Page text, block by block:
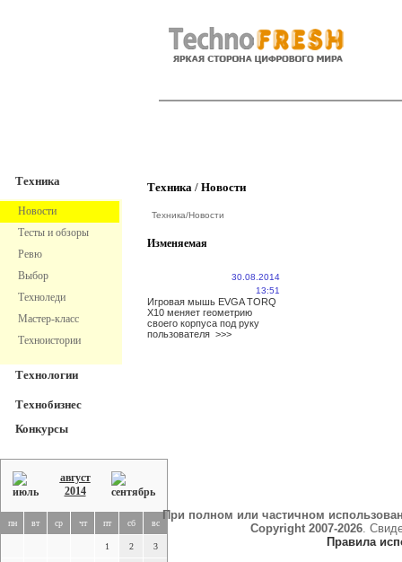
Техника
Новости
Тесты и обзоры
Ревю
Выбор
Техноледи
Мастер-класс
Техноистории
Технологии
Технобизнес
Конкурсы
август
2014
пн вт ср чт пт сб вс
1 2 3
Техника / Новости
Техника/Новости
Изменяемая
30.08.2014
13:51
Игровая мышь EVGA TORQ
X10 меняет геометрию
своего корпуса под руку
пользователя >>>
При полном или частичном
Copyright 2007-2026.
Правила